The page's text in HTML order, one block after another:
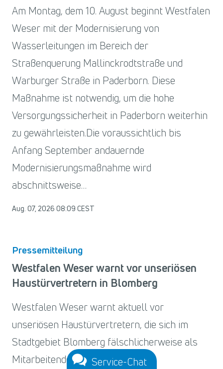
Service-Chat
Am Montag, dem 10. August beginnt Westfalen
Weser mit der Modernisierung von
Wasserleitungen im Bereich der
Straßenquerung Mallinckrodtstraße und
Warburger Straße in Paderborn. Diese
Maßnahme ist notwendig, um die hohe
Versorgungssicherheit in Paderborn weiterhin
zu gewährleisten.Die voraussichtlich bis
Anfang September andauernde
Modernisierungsmaßnahme wird
abschnittsweise…
Aug. 07, 2026 08:09 CEST
Pressemitteilung
Westfalen Weser warnt vor unseriösen
Haustürvertretern in Blomberg
Westfalen Weser warnt aktuell vor
unseriösen Haustürvertretern, die sich im
Stadtgebiet Blomberg fälschlicherweise als
Mitarbeitende der Blomberger